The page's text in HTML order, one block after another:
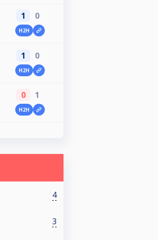
1 0
H2H
1 0
H2H
0 1
H2H
4
3